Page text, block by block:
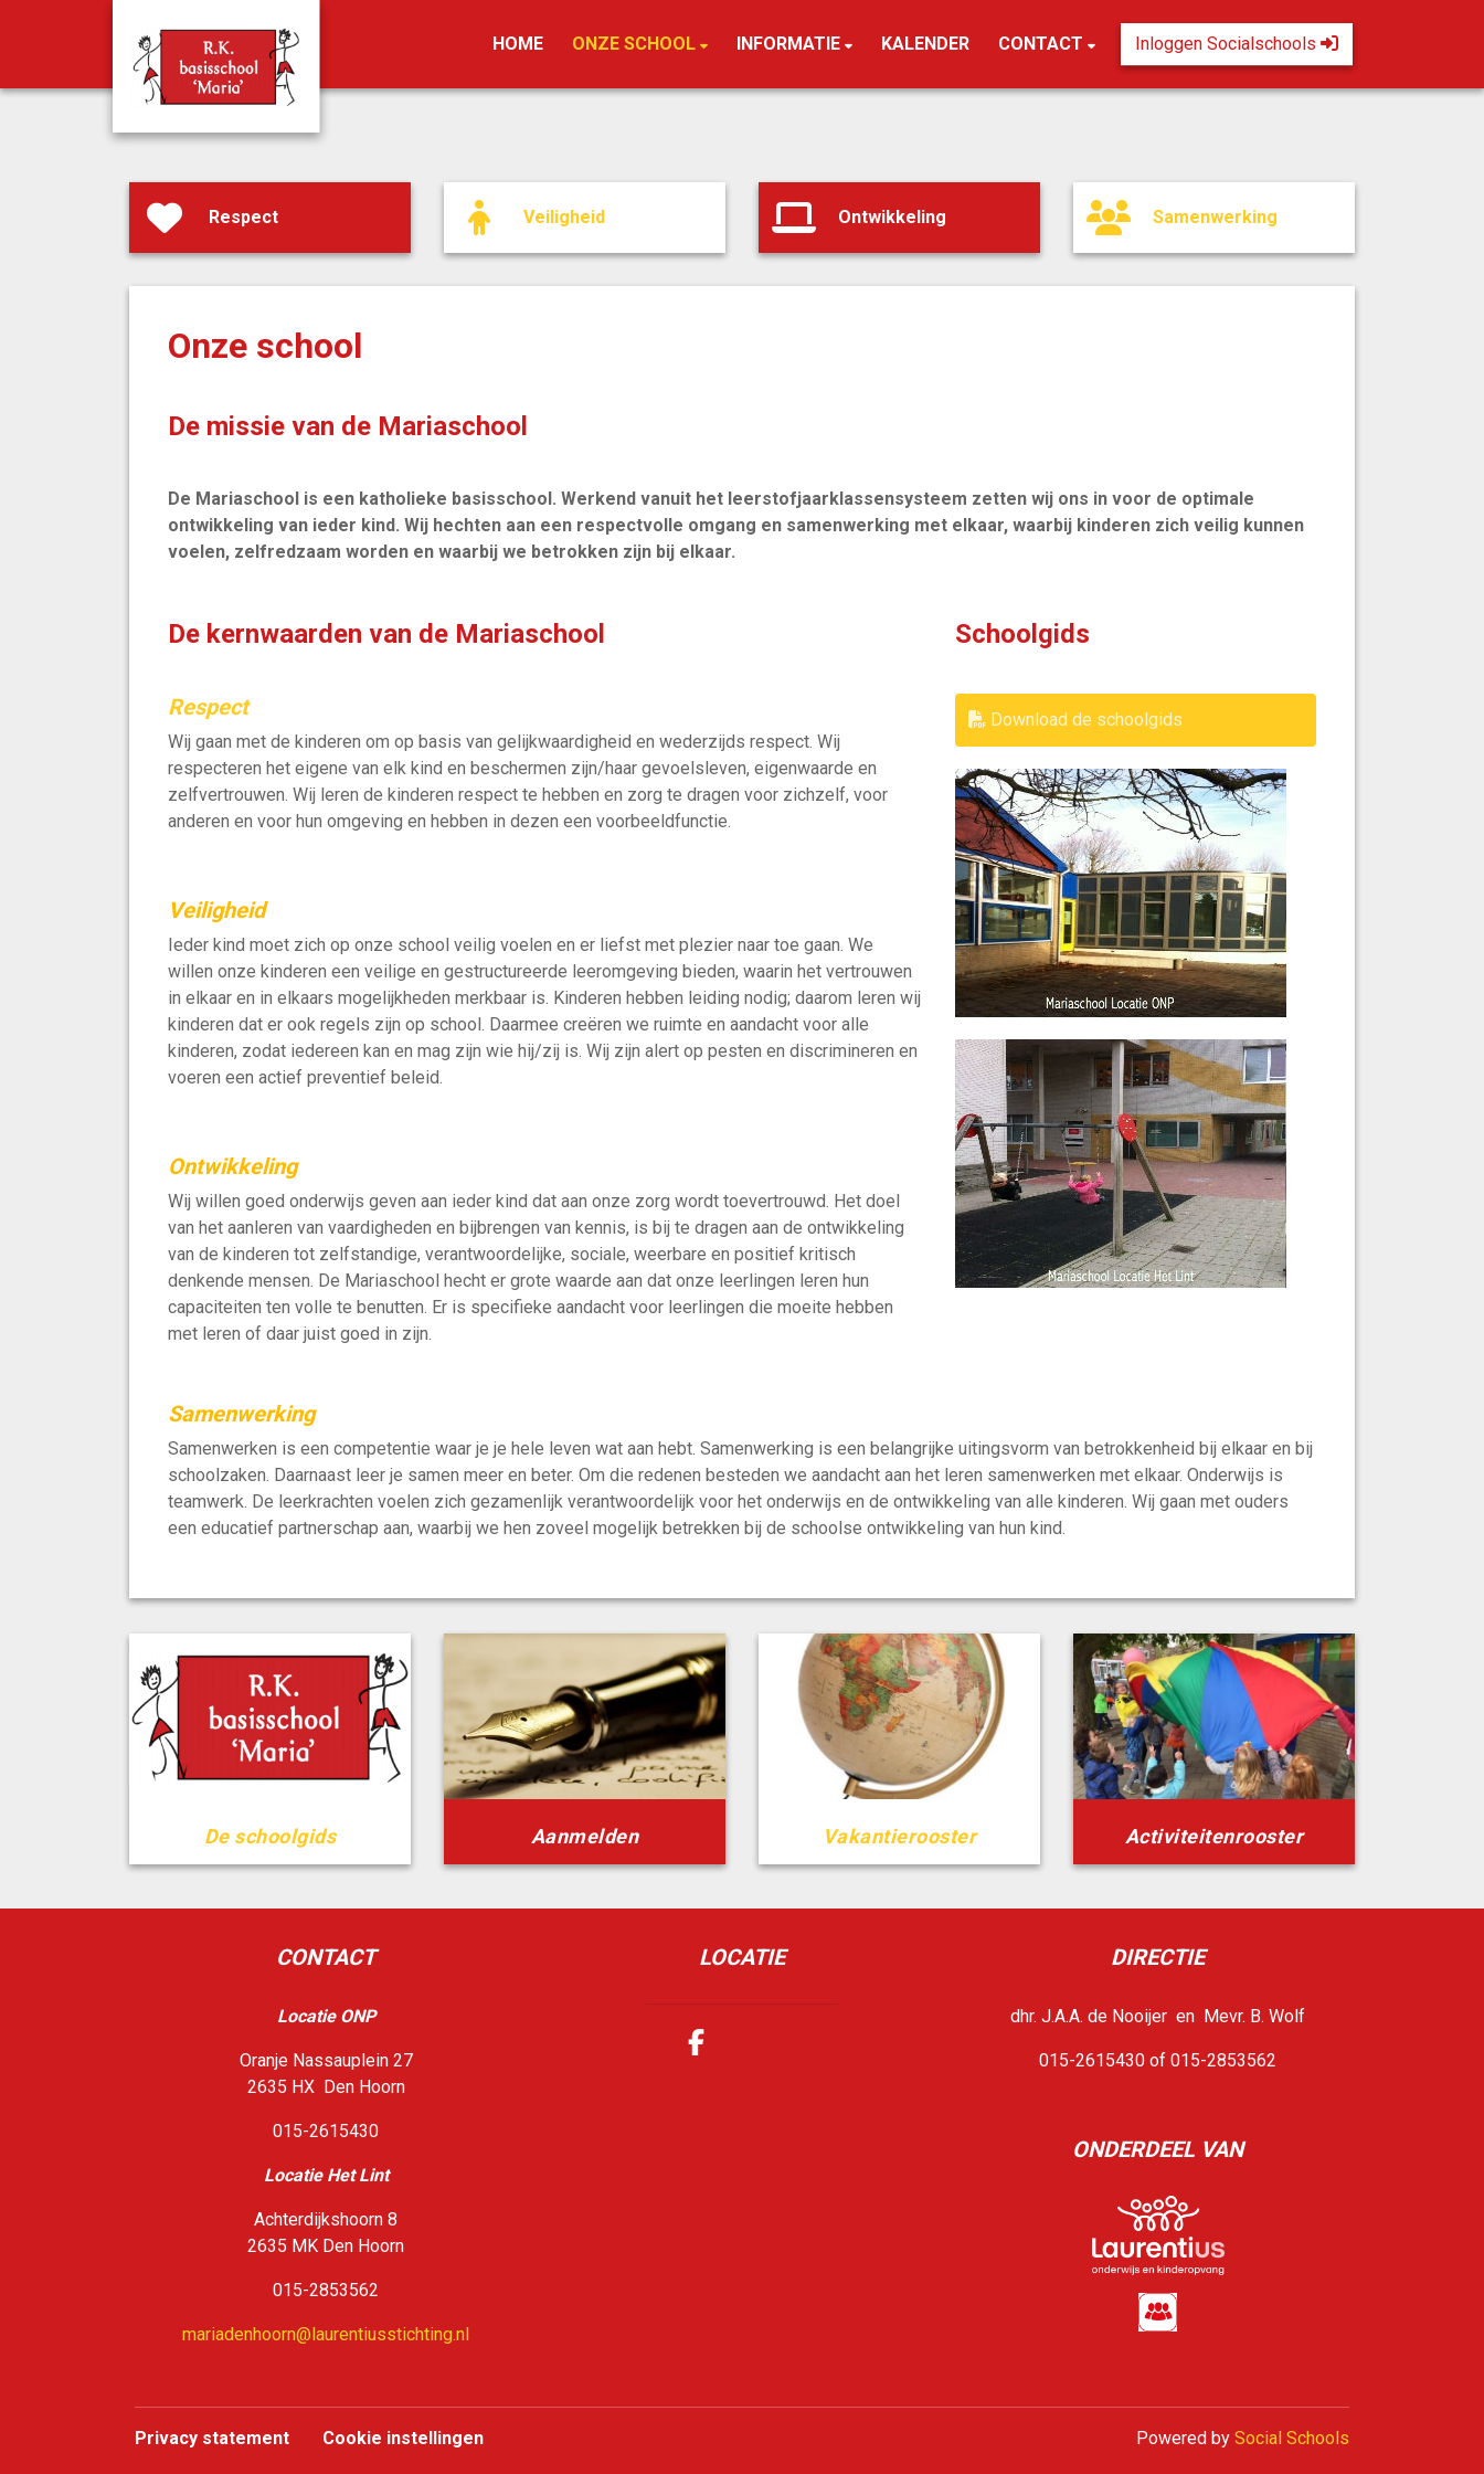
HOME ONZE SCHOOL INFORMATIE KALENDER CONTACT Inloggen Socialschools
Respect Veiligheid Ontwikkeling Samenwerking
Onze school
De missie van de Mariaschool
De Mariaschool is een katholieke basisschool. Werkend vanuit het leerstofjaarklassensysteem zetten wij ons in voor de optimale
ontwikkeling van ieder kind. Wij hechten aan een respectvolle omgang en samenwerking met elkaar, waarbij kinderen zich veilig kunnen
voelen, zelfredzaam worden en waarbij we betrokken zijn bij elkaar.
De kernwaarden van de Mariaschool
Respect
Wij gaan met de kinderen om op basis van gelijkwaardigheid en wederzijds respect. Wij
respecteren het eigene van elk kind en beschermen zijn/haar gevoelsleven, eigenwaarde en
zelfvertrouwen. Wij leren de kinderen respect te hebben en zorg te dragen voor zichzelf, voor
anderen en voor hun omgeving en hebben in dezen een voorbeeldfunctie.
Veiligheid
Ieder kind moet zich op onze school veilig voelen en er liefst met plezier naar toe gaan. We
willen onze kinderen een veilige en gestructureerde leeromgeving bieden, waarin het vertrouwen
in elkaar en in elkaars mogelijkheden merkbaar is. Kinderen hebben leiding nodig; daarom leren wij
kinderen dat er ook regels zijn op school. Daarmee creëren we ruimte en aandacht voor alle
kinderen, zodat iedereen kan en mag zijn wie hij/zij is. Wij zijn alert op pesten en discrimineren en
voeren een actief preventief beleid.
Ontwikkeling
Wij willen goed onderwijs geven aan ieder kind dat aan onze zorg wordt toevertrouwd. Het doel
van het aanleren van vaardigheden en bijbrengen van kennis, is bij te dragen aan de ontwikkeling
van de kinderen tot zelfstandige, verantwoordelijke, sociale, weerbare en positief kritisch
denkende mensen. De Mariaschool hecht er grote waarde aan dat onze leerlingen leren hun
capaciteiten ten volle te benutten. Er is specifieke aandacht voor leerlingen die moeite hebben
met leren of daar juist goed in zijn.
Schoolgids
Download de schoolgids
Samenwerking
Samenwerken is een competentie waar je je hele leven wat aan hebt. Samenwerking is een belangrijke uitingsvorm van betrokkenheid bij elkaar en bij
schoolzaken. Daarnaast leer je samen meer en beter. Om die redenen besteden we aandacht aan het leren samenwerken met elkaar. Onderwijs is
teamwerk. De leerkrachten voelen zich gezamenlijk verantwoordelijk voor het onderwijs en de ontwikkeling van alle kinderen. Wij gaan met ouders
een educatief partnerschap aan, waarbij we hen zoveel mogelijk betrekken bij de schoolse ontwikkeling van hun kind.
De schoolgids Aanmelden Vakantierooster Activiteitenrooster
CONTACT
Locatie ONP
Oranje Nassauplein 27
2635 HX Den Hoorn
015-2615430
Locatie Het Lint
Achterdijkshoorn 8
2635 MK Den Hoorn
015-2853562
mariadenhoorn@laurentiusstichting.nl
LOCATIE DIRECTIE
dhr. J.A.A. de Nooijer en Mevr. B. Wolf
015-2615430 of 015-2853562
ONDERDEEL VAN
Privacy statement Cookie instellingen Powered by Social Schools